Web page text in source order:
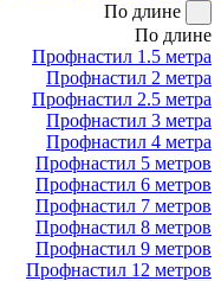
По длине
По длине
Профнастил 1.5 метра
Профнастил 2 метра
Профнастил 2.5 метра
Профнастил 3 метра
Профнастил 4 метра
Профнастил 5 метров
Профнастил 6 метров
Профнастил 7 метров
Профнастил 8 метров
Профнастил 9 метров
Профнастил 12 метров